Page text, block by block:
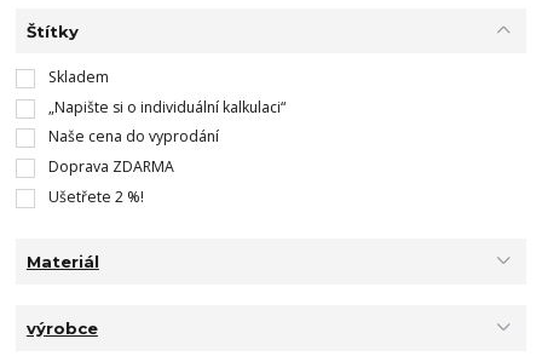
Štítky
Skladem
„Napište si o individuální kalkulaci“
Naše cena do vyprodání
Doprava ZDARMA
Ušetřete 2 %!
Materiál
výrobce